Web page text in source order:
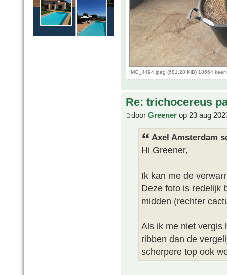
IMG_4494.jpeg (681.28 KiB) 18664 keer
Re: trichocereus
door Greener op 23 aug
Axel Amsterdam
Hi Greener,
Ik kan me de
Deze foto is redelijk
midden (rechter
Als ik me niet vergis
ribben dan de
scherpere top ook